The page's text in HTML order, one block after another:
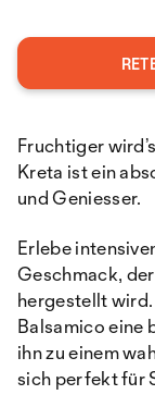
Fruchtiger
Kreta ist ein
und Geniesser.
Erlebe
Geschmack,
hergestellt
Balsamico eine
ihn zu einem
sich perfekt für